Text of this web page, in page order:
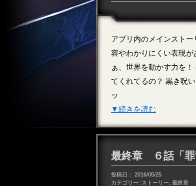
アプリ内のメインスト
容やわかりにくい表現
ぁ、世界を動かす力を
てくれてるの？ 黒き呪
ッ
▼続きを読む
最終章 ６話「罪
投稿日：
2016/05/25
カテゴリー: ストーリー 最終章